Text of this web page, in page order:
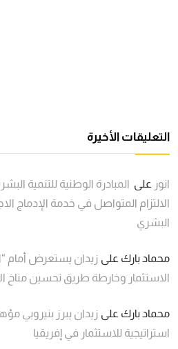
التعليقات الأخيرة
انور على المبادرة الوطنية للتنمية
الالتزام المتواصل في خدمة الإدماج
البشري
محماد بارك على زيدان يستعرض أمام
الاستثمار وخارطة طريق تحسين مناخ
محماد بارك على زيدان يبرز بنيروبي
استراتيجية للاستثمار في إفريقيا